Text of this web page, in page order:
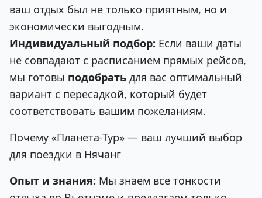
ваш отдых был не только приятным, но и
экономически выгодным.
Индивидуальный подбор: Если ваши даты
не совпадают с расписанием прямых рейсов,
мы готовы подобрать для вас оптимальный
вариант с пересадкой, который будет
соответствовать вашим пожеланиям.
Почему «Планета-Тур» — ваш лучший выбор
для поездки в Нячанг
Опыт и знания: Мы знаем все тонкости